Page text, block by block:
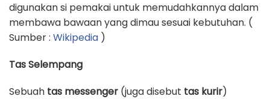
digunakan si pemakai untuk memudahkannya dalam
membawa bawaan yang dimau sesuai kebutuhan. (
Sumber : Wikipedia )
Tas Selempang
Sebuah tas messenger (juga disebut tas kurir)